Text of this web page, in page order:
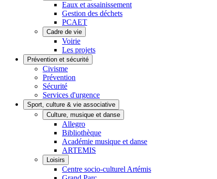
Eaux et assainissement
Gestion des déchets
PCAET
Cadre de vie
Voirie
Les projets
Prévention et sécurité
Civisme
Prévention
Sécurité
Services d'urgence
Sport, culture & vie associative
Culture, musique et danse
Allegro
Bibliothèque
Académie musique et danse
ARTEMIS
Loisirs
Centre socio-culturel Artémis